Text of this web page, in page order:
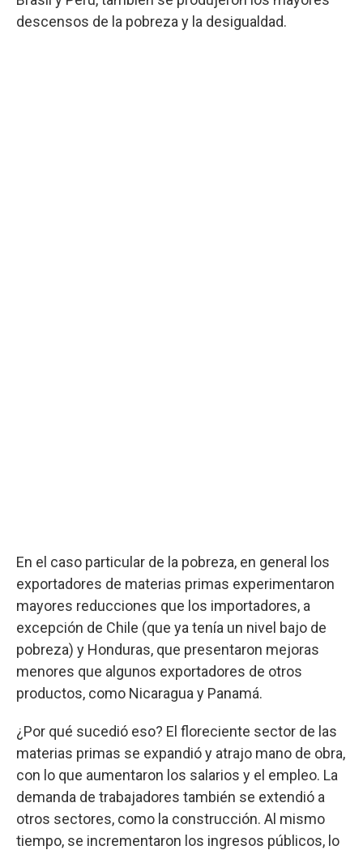
descensos de la pobreza y la desigualdad.
En el caso particular de la pobreza, en general los
exportadores de materias primas experimentaron
mayores reducciones que los importadores, a
excepción de Chile (que ya tenía un nivel bajo de
pobreza) y Honduras, que presentaron mejoras
menores que algunos exportadores de otros
productos, como Nicaragua y Panamá.
¿Por qué sucedió eso? El floreciente sector de las
materias primas se expandió y atrajo mano de obra,
con lo que aumentaron los salarios y el empleo. La
demanda de trabajadores también se extendió a
otros sectores, como la construcción. Al mismo
tiempo, se incrementaron los ingresos públicos, lo